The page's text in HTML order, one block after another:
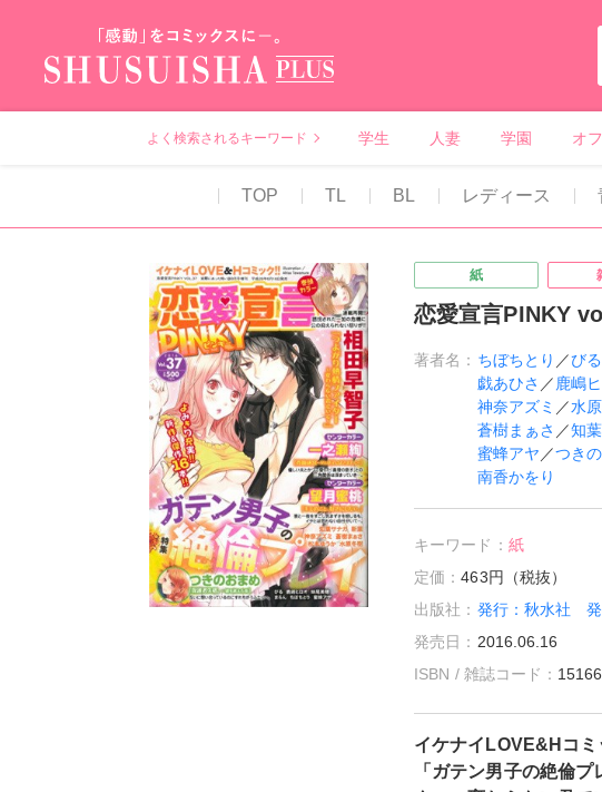
よく検索されるキーワード 学生 人妻 学園 オ
TOP TL BL レディース
紙
恋愛宣言PINKY
著者名： ちぼちとり ／びる
戯あひさ ／ 鹿嶋
神奈アズミ ／水
蒼樹まぁさ ／知
蜜蜂アヤ ／つき
南香かをり
キーワード： 紙
定価：463円（税抜）
出版社： 発行：秋水社 発
発売日： 2016.06.16
ISBN / 雑誌コード：
イケナイLOVE&Hコ
「ガテン男子の絶倫